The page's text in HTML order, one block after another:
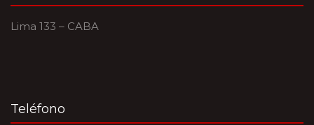
Lima 133 – CABA
Teléfono